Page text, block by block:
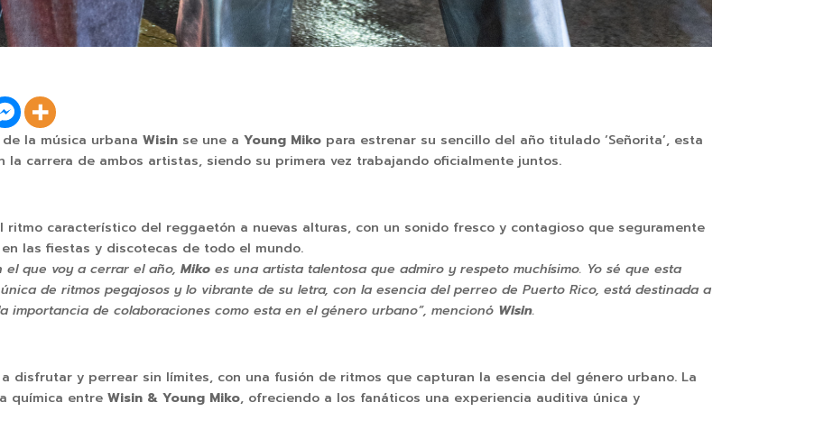
de la música urbanaWisin se une aYoung Miko para estrenar su sencillo del año titulado ‘Señorita’, esta
la carrera de ambos artistas, siendo su primera vez trabajando oficialmente juntos.
ritmo característico del reggaetón a nuevas alturas, con un sonido fresco y contagioso que seguramente
las fiestas y discotecas de todo el mundo.
el que voy a cerrar el año,Miko es una artista talentosa que admiro y respeto muchísimo. Yo sé que esta
de ritmos pegajosos y lo vibrante de su letra, con la esencia del perreo de Puerto Rico, está destinada a
importancia de colaboraciones como esta en el género urbano”, mencionó Wisin.
disfrutar y perrear sin límites, con una fusión de ritmos que capturan la esencia del género urbano. La
química entreWisin & Young Miko, ofreciendo a los fanáticos una experiencia auditiva única y